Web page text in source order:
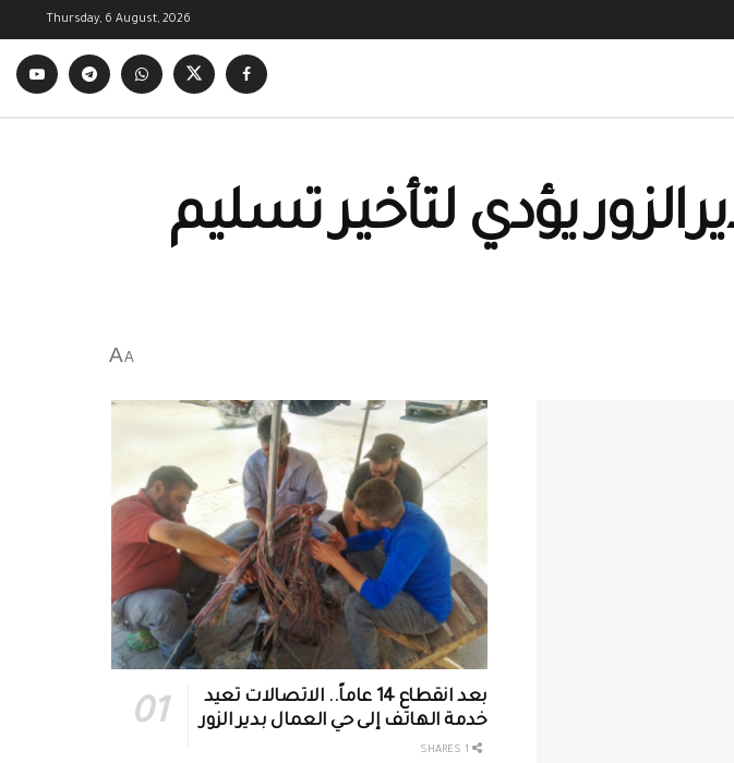
Thursday, 6 August, 2026
يؤدي لتأخير تسليم
A
A
بعد انقطاع 14 عاماً.. الاتصالات تعيد
خدمة الهاتف إلى حي العمال بدير الزور